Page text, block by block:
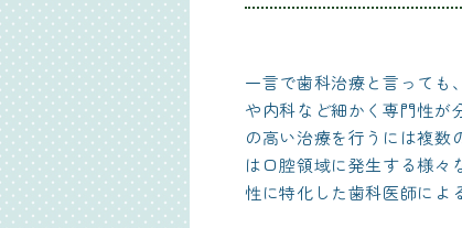
一言で歯科治療と言っても
や内科など細かく専門性が
の高い治療を行うには複数
は口腔領域に発生する様々
性に特化した歯科医師によ